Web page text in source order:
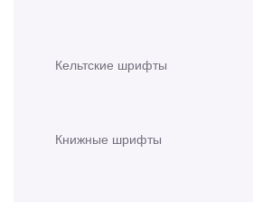
Кельтские шрифты
Книжные шрифты